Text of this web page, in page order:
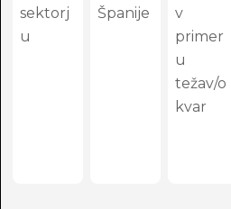
sektorj
u
Španije
v
primer
u
težav/o
kvar